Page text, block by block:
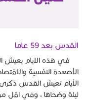
القدس بعد 59 عاما
في هذه الايام يعيش
الأصعدة النفسية
الأيام تعيش القدس ذكرى
ليلة وضحاها ، وفي اقل